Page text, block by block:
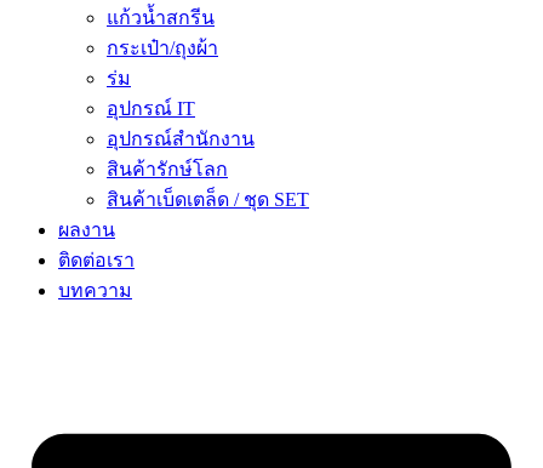
แก้วน้ำสกรีน
กระเป๋า/ถุงผ้า
ร่ม
อุปกรณ์ IT
อุปกรณ์สำนักงาน
สินค้ารักษ์โลก
สินค้าเบ็ดเตล็ด / ชุด SET
ผลงาน
ติดต่อเรา
บทความ